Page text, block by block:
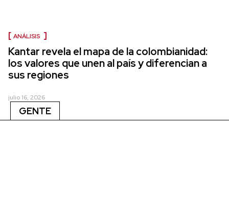
ANÁLISIS
Kantar revela el mapa de la colombianidad:
los valores que unen al país y diferencian a
sus regiones
julio 16, 2026
GENTE